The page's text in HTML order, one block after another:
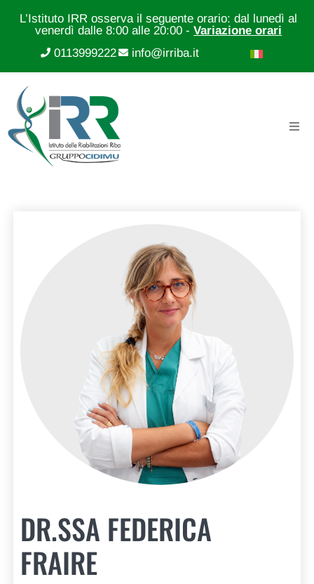
L’Istituto IRR osserva il seguente orario: dal lunedì al
venerdì dalle 8:00 alle 20:00 -Variazione orari
0113999222
info@irriba.it
DR.SSA FEDERICA
FRAIRE